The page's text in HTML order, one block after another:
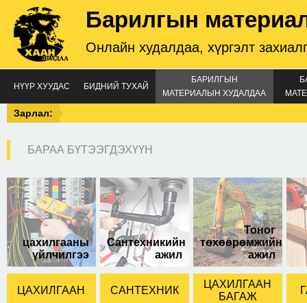
Барилгын
Онлайн худалдаа, хүргэлт
НҮҮР ХУУДАС БИДНИЙ ТУХАЙ
БАРИЛГЫН
МАТЕРИАЛЫН ХУДАЛДАА
Зарлал:
БАРАА БҮТЭЭГДЭХҮҮН
цахилгааны
үйлчилгээ
Сантехникийн
ажил
Тоног
төхөөрөмжийн
ажил
ЦАХИЛГААН САНТЕХНИК
ЦАХИЛГААН
БАГАЖ
Төмрийн хөрөө